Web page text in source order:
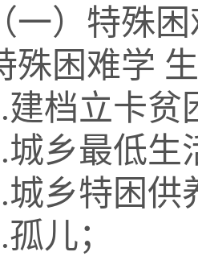
（一）特殊
殊困难学
建档立卡贫
城乡最低生
城乡特困供
孤儿；